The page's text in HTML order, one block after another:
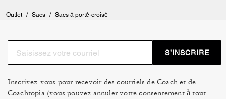
Outlet / Sacs / Sacs à porté-croisé
S’INSCRIRE
Inscrivez-vous pour recevoir des courriels de Coach et de
Coachtopia (vous pouvez annuler votre consentement à tout